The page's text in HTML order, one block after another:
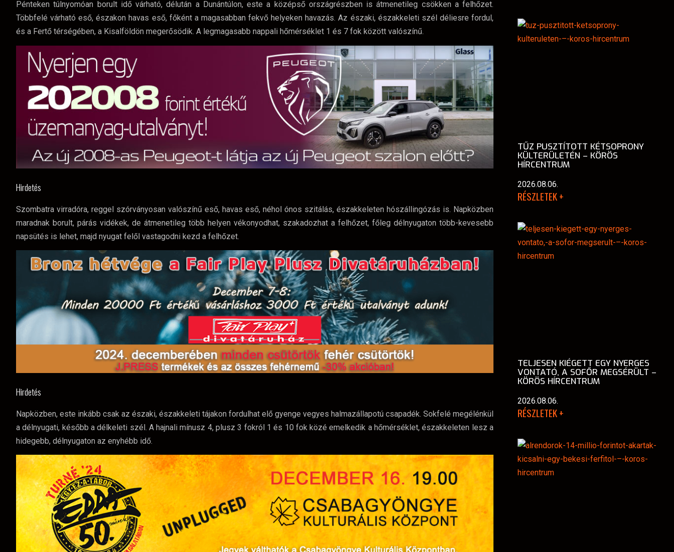
Pénteken túlnyomóan borult idő várható, délután a Dunántúlon, este a középső országrészben is átmenetileg csökken a felhőzet.
Többfelé várható eső, északon havas eső, főként a magasabban fekvő helyeken havazás. Az északi, északkeleti szél déliesre fordul,
és a Fertő térségében, a Kisalföldön megerősödik. A legmagasabb nappali hőmérséklet 1 és 7 fok között valószínű.
Hirdetés
Szombatra virradóra, reggel szórványosan valószínű eső, havas eső, néhol ónos szitálás, északkeleten hószállingózás is. Napközben
maradnak borult, párás vidékek, de átmenetileg több helyen vékonyodhat, szakadozhat a felhőzet, főleg délnyugaton több-kevesebb
napsütés is lehet, majd nyugat felől vastagodni kezd a felhőzet.
Hirdetés
Napközben, este inkább csak az északi, északkeleti tájakon fordulhat elő gyenge vegyes halmazállapotú csapadék. Sokfelé megélénkül
a délnyugati, később a délkeleti szél. A hajnali mínusz 4, plusz 3 fokról 1 és 10 fok közé emelkedik a hőmérséklet, északkeleten lesz a
hidegebb, délnyugaton az enyhébb idő.
TŰZ PUSZTÍTOTT KÉTSOPRONY
KÜLTERÜLETÉN – KÖRÖS
HÍRCENTRUM
2026.08.06.
RÉSZLETEK +
TELJESEN KIÉGETT EGY NYERGES
VONTATÓ, A SOFŐR MEGSÉRÜLT –
KÖRÖS HÍRCENTRUM
2026.08.06.
RÉSZLETEK +